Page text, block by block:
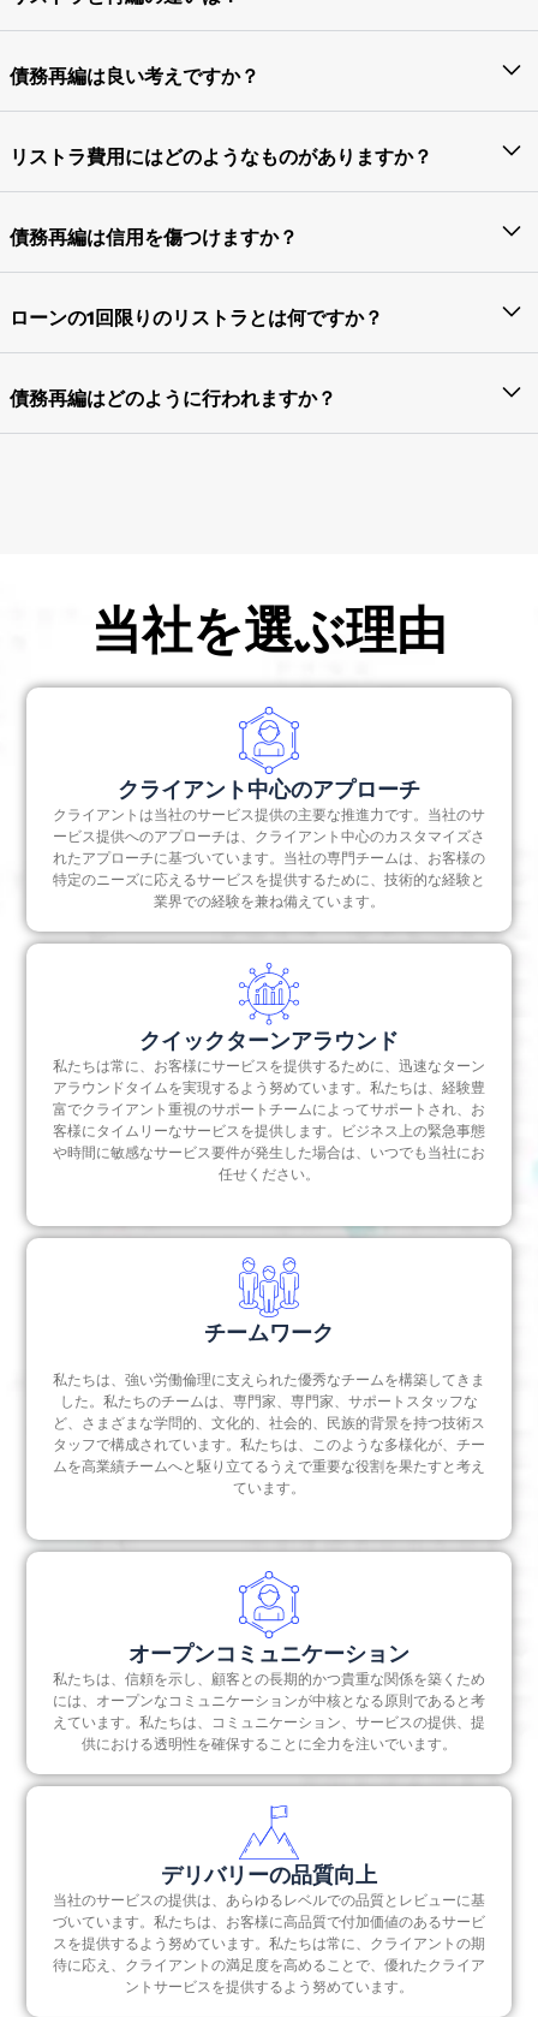
に運営するために、事業部や部門を再編成するプロセ
ます。
債務再編は良い考えですか？
産したりすることもあるため、企業のクレジットスコ
リストラ費用にはどのようなものがありますか？
り、従業員を解雇したりするために発生する初期費用
限りの打撃です。
債務再編は信用を傷つけますか？
際には借り手のクレジットスコアに悪影響を及ぼしま
ローンの1回限りのリストラとは何ですか？
り、ヘアカットをしたり、これらすべてを組み合わせ
債務再編はどのように行われますか？
当社を選ぶ理由
クライアント中心のアプローチ
クライアントは当社のサービス提供の主要な推進力です。当社のサ
ービス提供へのアプローチは、クライアント中心のカスタマイズさ
れたアプローチに基づいています。当社の専門チームは、お客様の
特定のニーズに応えるサービスを提供するために、技術的な経験と
業界での経験を兼ね備えています。
クイックターンアラウンド
私たちは常に、お客様にサービスを提供するために、迅速なターン
アラウンドタイムを実現するよう努めています。私たちは、経験豊
富でクライアント重視のサポートチームによってサポートされ、お
客様にタイムリーなサービスを提供します。ビジネス上の緊急事態
や時間に敏感なサービス要件が発生した場合は、いつでも当社にお
任せください。
チームワーク
私たちは、強い労働倫理に支えられた優秀なチームを構築してきま
した。私たちのチームは、専門家、専門家、サポートスタッフな
ど、さまざまな学問的、文化的、社会的、民族的背景を持つ技術ス
タッフで構成されています。私たちは、このような多様化が、チー
ムを高業績チームへと駆り立てるうえで重要な役割を果たすと考え
ています。
オープンコミュニケーション
私たちは、信頼を示し、顧客との長期的かつ貴重な関係を築くため
には、オープンなコミュニケーションが中核となる原則であると考
えています。私たちは、コミュニケーション、サービスの提供、提
供における透明性を確保することに全力を注いでいます。
デリバリーの品質向上
当社のサービスの提供は、あらゆるレベルでの品質とレビューに基
づいています。私たちは、お客様に高品質で付加価値のあるサービ
スを提供するよう努めています。私たちは常に、クライアントの期
待に応え、クライアントの満足度を高めることで、優れたクライア
ントサービスを提供するよう努めています。